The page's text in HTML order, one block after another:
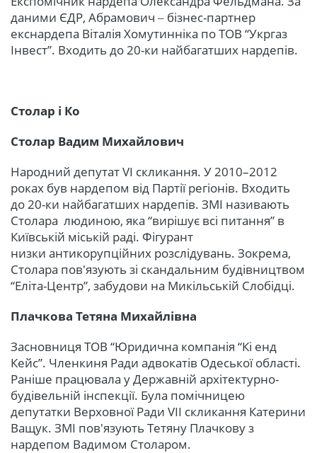
даними ЄДР, Абрамович ‒ бізнес-партнер
екснардепа Віталія Хомутинніка по ТОВ “Укргаз
Інвест”. Входить до 20-ки найбагатших нардепів.
Столар і Ко
Столар Вадим Михайлович
Народний депутат VI скликання. У 2010–2012
роках був нардепом від Партії регіонів. Входить
до 20-ки найбагатших нардепів. ЗМІ називають
Столара людиною, яка “вирішує всі питання” в
Київській міській раді. Фігурант
низки антикорупційних розслідувань. Зокрема,
Столара пов'язують зі скандальним будівництвом
“Еліта-Центр”, забудови на Микільській Слобідці.
Плачкова Тетяна Михайлівна
Засновниця ТОВ “Юридична компанія “Кі енд
Кейс”. Членкиня Ради адвокатів Одеської області.
Раніше працювала у Державній архітектурно-
будівельній інспекції. Була помічницею
депутатки Верховної Ради VII скликання Катерини
Ващук. ЗМІ пов'язують Тетяну Плачкову з
нардепом Вадимом Столаром.